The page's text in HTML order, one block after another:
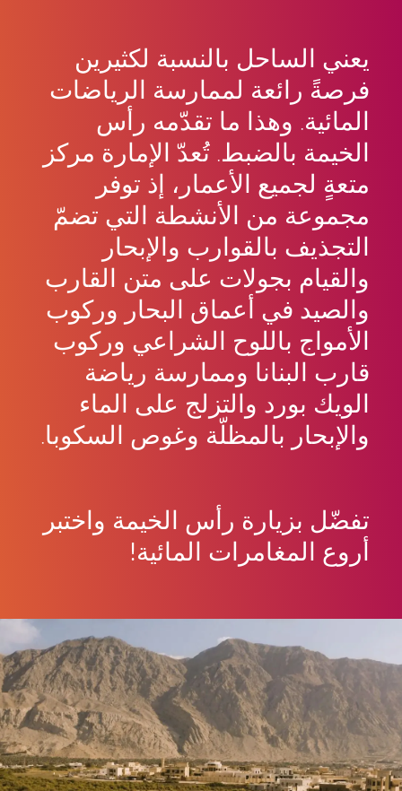
يعني الساحل بالنسبة لكثيرين
فرصةً رائعة لممارسة الرياضات
المائية. وهذا ما تقدّمه رأس
الخيمة بالضبط. تُعدّ الإمارة مركز
متعةٍ لجميع الأعمار، إذ توفر
مجموعة من الأنشطة التي تضمّ
التجذيف بالقوارب والإبحار
والقيام بجولات على متن القارب
والصيد في أعماق البحار وركوب
الأمواج باللوح الشراعي وركوب
قارب البنانا وممارسة رياضة
الويك بورد والتزلج على الماء
والإبحار بالمظلّة وغوص السكوبا.
تفضّل بزيارة رأس الخيمة واختبر
أروع المغامرات المائية!